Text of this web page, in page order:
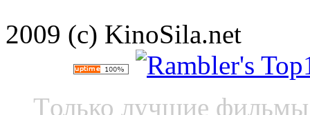
2009 (c) KinoSila.net
Tолько лучшие фильмы